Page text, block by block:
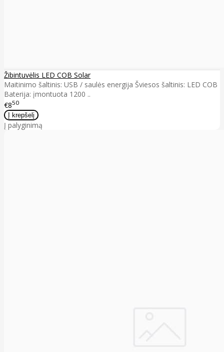
Žibintuvėlis LED COB Solar
Maitinimo šaltinis: USB / saulės energija Šviesos šaltinis: LED COB
Baterija: įmontuota 1200 ..
€850
Į palyginimą